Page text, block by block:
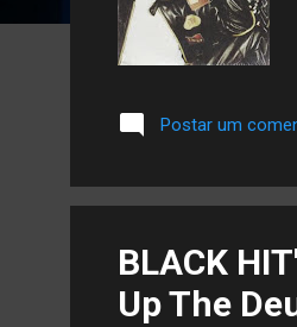
Postar um
BLACK
Up The